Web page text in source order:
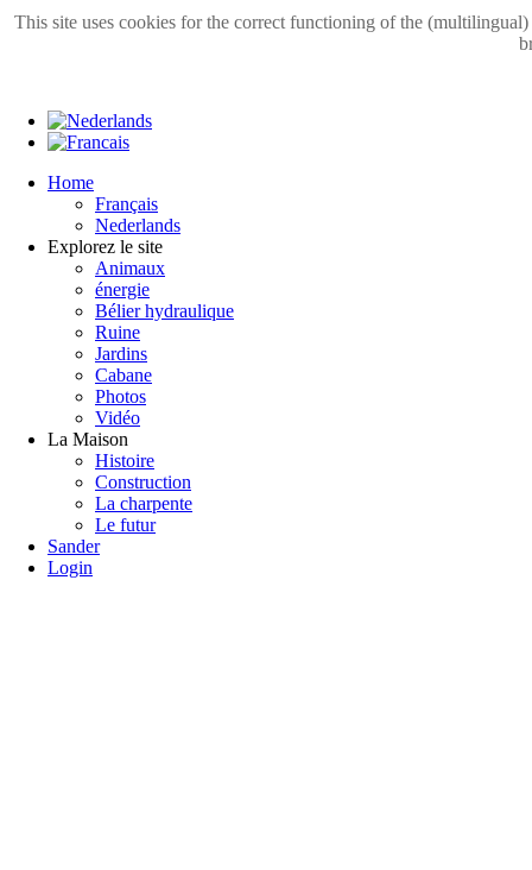
This site uses cookies for the correct functioning of the
Home
Français
Nederlands
Explorez le site
Animaux
énergie
Bélier hydraulique
Ruine
Jardins
Cabane
Photos
Vidéo
La Maison
Histoire
Construction
La charpente
Le futur
Sander
Login